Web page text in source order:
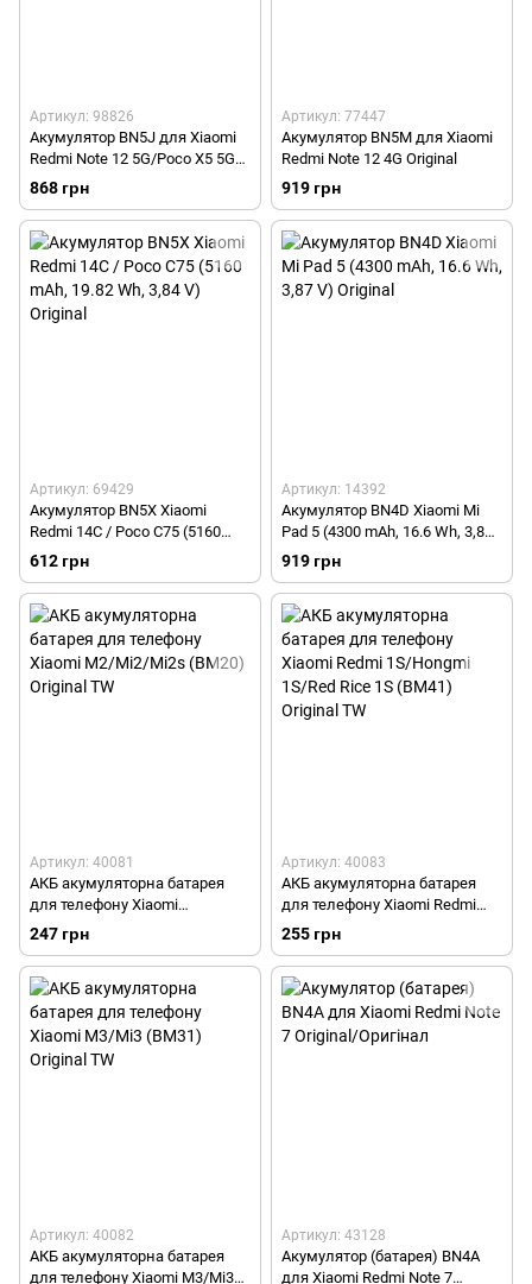
Артикул: 98826
Акумулятор BN5J для Xiaomi
Redmi Note 12 5G/Poco X5 5G
(5000 mAh, 19.3 Wh, 3.87 V)
Original
868 грн
Артикул: 77447
Акумулятор BN5M для Xiaomi
Redmi Note 12 4G Original
919 грн
Артикул: 69429
Акумулятор BN5X Xiaomi
Redmi 14C / Poco C75 (5160
mAh, 19.82 Wh, 3,84 V) Original
612 грн
Артикул: 14392
Акумулятор BN4D Xiaomi Mi
Pad 5 (4300 mAh, 16.6 Wh, 3,87
V) Original
919 грн
Артикул: 40081
АКБ акумуляторна батарея
для телефону Xiaomi
M2/Mi2/Mi2s (BM20) Original
247 грн
Артикул: 40083
АКБ акумуляторна батарея
для телефону Xiaomi Redmi
1S/Hongmi 1S/Red Rice 1S
(BM41) Original TW
255 грн
Артикул: 40082
АКБ акумуляторна батарея
для телефону Xiaomi M3/Mi3
Артикул: 43128
Акумулятор (батарея) BN4A
для Xiaomi Redmi Note 7